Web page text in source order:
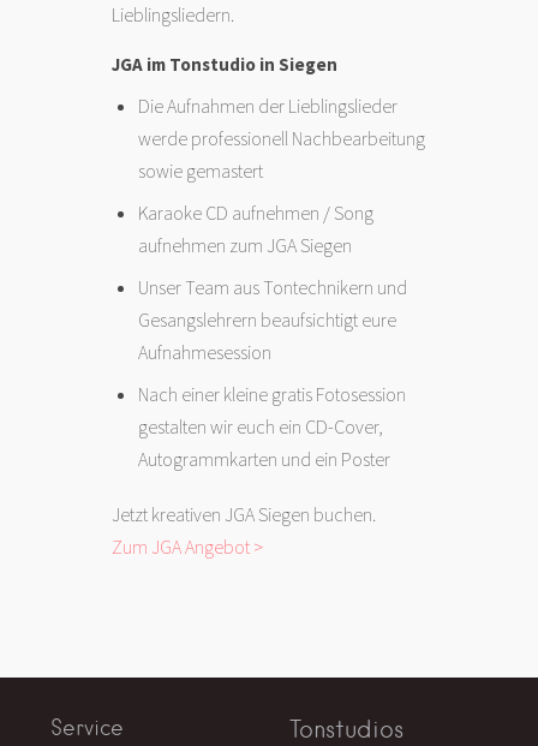
Lieblingsliedern.
JGA im Tonstudio in Siegen
Die Aufnahmen der Lieblingslieder
werde professionell Nachbearbeitung
sowie gemastert
Karaoke CD aufnehmen / Song
aufnehmen zum JGA Siegen
Unser Team aus Tontechnikern und
Gesangslehrern beaufsichtigt eure
Aufnahmesession
Nach einer kleine gratis Fotosession
gestalten wir euch ein CD-Cover,
Autogrammkarten und ein Poster
Jetzt kreativen JGA Siegen buchen.
Zum JGA Angebot >
Service Tonstudios